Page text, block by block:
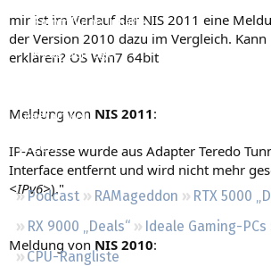
Empfohlene Inhalte
Neue Beiträge
Leserartikel
Regeln
Podcast RAMageddon
RTX 5000
RX 9000 „Deals“
Ideale Gaming-PCs
CPU-Rangliste
mir ist im Verlauf der NIS 2011 eine
der Version 2010 dazu im Vergleich.
erklären? OS Win7 64bit
Meldung von NIS 2011:
IP-Adresse wurde aus Adapter Teredo
Interface entfernt und wird nicht mehr
<IPv6>)."
Meldung von NIS 2010: